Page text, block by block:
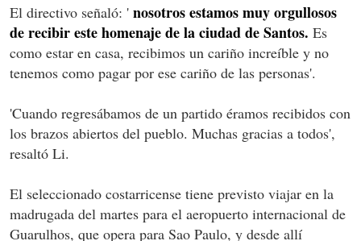
El directivo señaló: ' nosotros estamos muy orgullosos
de recibir este homenaje de la ciudad de Santos. Es
como estar en casa, recibimos un cariño increíble y no
tenemos como pagar por ese cariño de las personas'.
'Cuando regresábamos de un partido éramos recibidos con
los brazos abiertos del pueblo. Muchas gracias a todos',
resaltó Li.
El seleccionado costarricense tiene previsto viajar en la
madrugada del martes para el aeropuerto internacional de
Guarulhos, que opera para Sao Paulo, y desde allí